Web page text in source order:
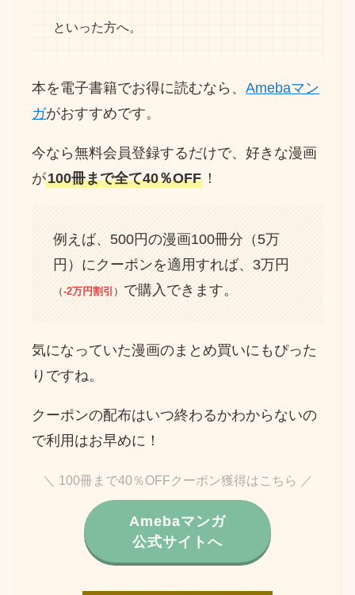
といった方へ。
本を電子書籍でお得に読むなら、Amebaマン
ガがおすすめです。
今なら無料会員登録するだけで、好きな漫画
が100冊まで全て40％OFF ！
例えば、500円の漫画100冊分（5万
円）にクーポンを適用すれば、3万円
（-2万円割引 ） で購入できます。
気になっていた漫画のまとめ買いにもぴった
りですね。
クーポンの配布はいつ終わるかわからないの
で利用はお早めに！
＼ 100冊まで40％OFFクーポン獲得はこちら ／
Amebaマンガ
公式サイトへ